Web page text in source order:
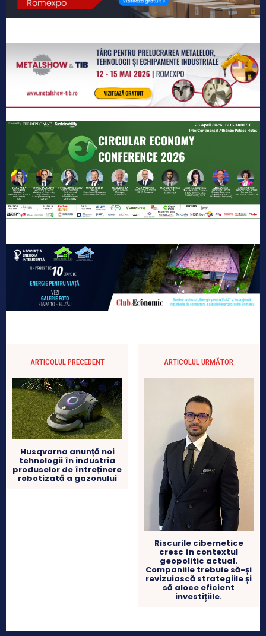
ARTICOLUL PRECEDENT
Husqvarna anunță noi
tehnologii în industria
produselor de întreținere
robotizată a gazonului
ARTICOLUL URMĂTOR
Riscurile cibernetice
cresc în contextul
geopolitic actual.
Companiile trebuie să-și
revizuiască strategiile și
să aloce eficient
investițiile.